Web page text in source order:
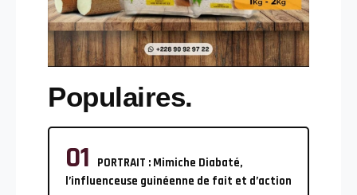
Populaires.
PORTRAIT : Mimiche Diabaté,
l’influenceuse guinéenne de fait et d’action